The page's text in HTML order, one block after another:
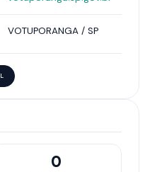
VOTUPORANGA / SP
0